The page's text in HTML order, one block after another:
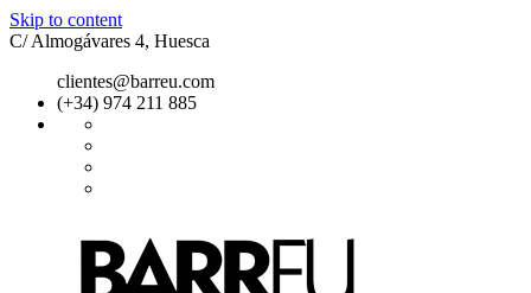
Skip to content
C/ Almogávares 4, Huesca
clientes@barreu.com
(+34) 974 211 885